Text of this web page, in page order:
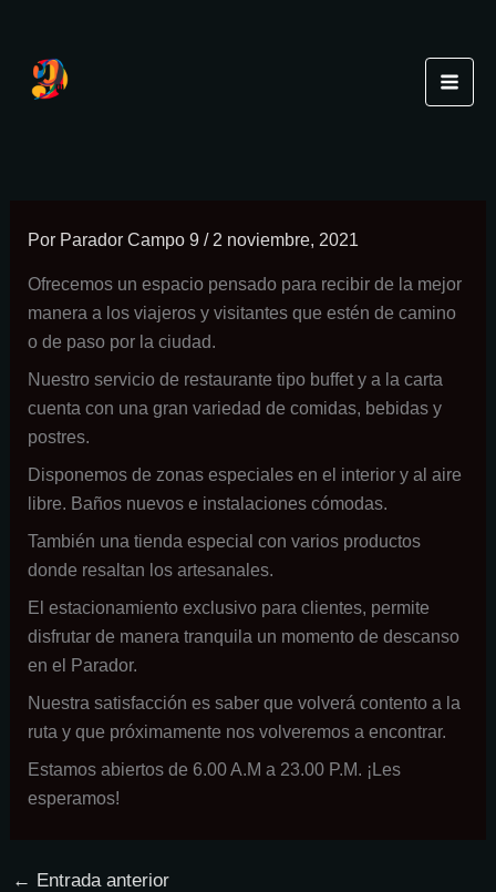
contenido
Por Parador Campo 9 / 2 noviembre, 2021
Ofrecemos un espacio pensado para recibir de la mejor
manera a los viajeros y visitantes que estén de camino
o de paso por la ciudad.
Nuestro servicio de restaurante tipo buffet y a la carta
cuenta con una gran variedad de comidas, bebidas y
postres.
Disponemos de zonas especiales en el interior y al aire
libre. Baños nuevos e instalaciones cómodas.
También una tienda especial con varios productos
donde resaltan los artesanales.
El estacionamiento exclusivo para clientes, permite
disfrutar de manera tranquila un momento de descanso
en el Parador.
Nuestra satisfacción es saber que volverá contento a la
ruta y que próximamente nos volveremos a encontrar.
Estamos abiertos de 6.00 A.M a 23.00 P.M. ¡Les
esperamos!
← Entrada anterior